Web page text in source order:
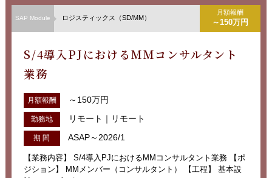
SAP Module ロジスティックス（SD/MM）
月額報酬
～150万円
S/4導入PJにおけるMMコンサルタント
業務
月額報酬 ～150万円
勤務地 リモート｜リモート
期 間 ASAP～2026/1
【業務内容】 S/4導入PJにおけるMMコンサルタント業務 【ポ
ジション】 MMメンバー（コンサルタント） 【工程】 基本設